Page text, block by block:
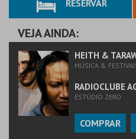
RESERVAR
VEJA AINDA:
HEITH &
MÚSICA &
RADIOCLUBE
ESTÚDIO ZERO
COMPRAR